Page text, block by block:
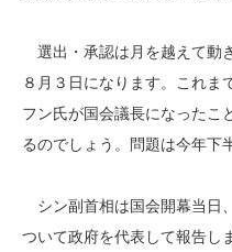
選出・承認は月を越えて動
８月３日になります。これま
フン氏が国会議長になったこ
るのでしょう。問題は今年下
シン副首相は国会開幕当日
ついて政府を代表して報告し